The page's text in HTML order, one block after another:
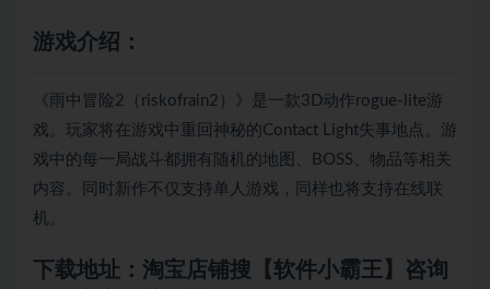
游戏介绍：
《雨中冒险2（riskofrain2）》是一款3D动作rogue-lite游
戏。玩家将在游戏中重回神秘的Contact Light失事地点。游
戏中的每一局战斗都拥有随机的地图、BOSS、物品等相关
内容。同时新作不仅支持单人游戏，同样也将支持在线联
机。
下载地址：淘宝店铺搜【软件小霸王】咨询